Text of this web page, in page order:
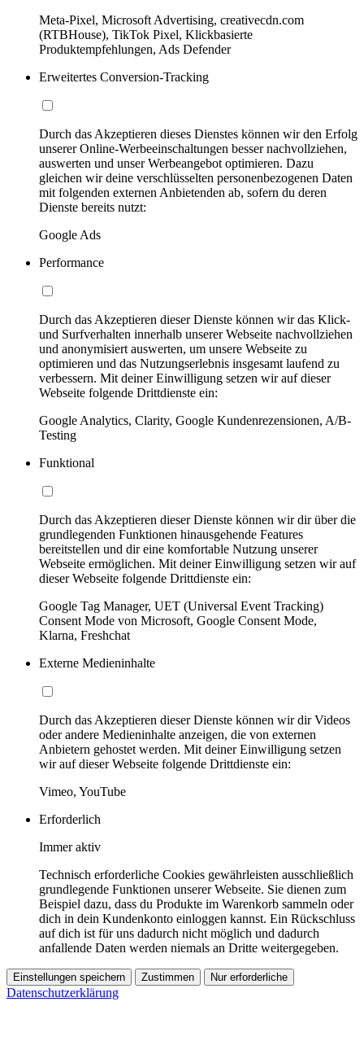
Meta-Pixel, Microsoft Advertising, creativecdn.com
(RTBHouse), TikTok Pixel, Klickbasierte
Produktempfehlungen, Ads Defender
Erweitertes Conversion-Tracking
Durch das Akzeptieren dieses Dienstes können wir den Erfolg
unserer Online-Werbeeinschaltungen besser nachvollziehen,
auswerten und unser Werbeangebot optimieren. Dazu
gleichen wir deine verschlüsselten personenbezogenen Daten
mit folgenden externen Anbietenden ab, sofern du deren
Dienste bereits nutzt:
Google Ads
Performance
Durch das Akzeptieren dieser Dienste können wir das Klick-
und Surfverhalten innerhalb unserer Webseite nachvollziehen
und anonymisiert auswerten, um unsere Webseite zu
optimieren und das Nutzungserlebnis insgesamt laufend zu
verbessern. Mit deiner Einwilligung setzen wir auf dieser
Webseite folgende Drittdienste ein:
Google Analytics, Clarity, Google Kundenrezensionen, A/B-
Testing
Funktional
Durch das Akzeptieren dieser Dienste können wir dir über die
grundlegenden Funktionen hinausgehende Features
bereitstellen und dir eine komfortable Nutzung unserer
Webseite ermöglichen. Mit deiner Einwilligung setzen wir auf
dieser Webseite folgende Drittdienste ein:
Google Tag Manager, UET (Universal Event Tracking)
Consent Mode von Microsoft, Google Consent Mode,
Klarna, Freshchat
Externe Medieninhalte
Durch das Akzeptieren dieser Dienste können wir dir Videos
oder andere Medieninhalte anzeigen, die von externen
Anbietern gehostet werden. Mit deiner Einwilligung setzen
wir auf dieser Webseite folgende Drittdienste ein:
Vimeo, YouTube
Erforderlich
Immer aktiv
Technisch erforderliche Cookies gewährleisten ausschließlich
grundlegende Funktionen unserer Webseite. Sie dienen zum
Beispiel dazu, dass du Produkte im Warenkorb sammeln oder
dich in dein Kundenkonto einloggen kannst. Ein Rückschluss
auf dich ist für uns dadurch nicht möglich und dadurch
anfallende Daten werden niemals an Dritte weitergegeben.
Einstellungen speichern Zustimmen Nur erforderliche
Datenschutzerklärung